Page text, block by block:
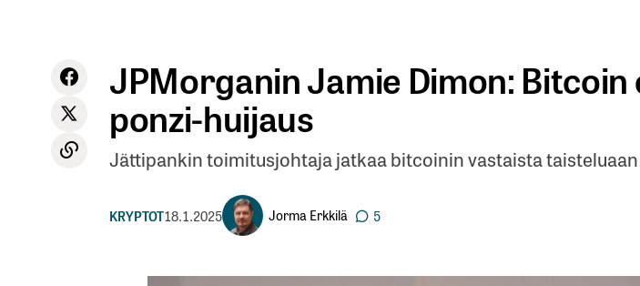
JPMorganin Jamie Dimon: Bitcoin
ponzi-huijaus
Jättipankin toimitusjohtaja jatkaa bitcoinin vastaista
KRYPTOT18.1.2025 Jorma Erkkilä 5